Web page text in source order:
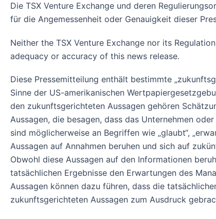
Die TSX Venture Exchange und deren
für die Angemessenheit oder Genauigkeit dieser
Neither the TSX Venture Exchange nor its
adequacy or accuracy of this news release.
Diese Pressemitteilung enthält bestimmte
Sinne der US-amerikanischen
den zukunftsgerichteten Aussagen gehören
Aussagen, die besagen, dass das Unternehmen
sind möglicherweise an Begriffen wie „glaubt“,
Aussagen auf Annahmen beruhen und sich auf
Obwohl diese Aussagen auf den Informationen
tatsächlichen Ergebnisse den Erwartungen des
Aussagen können dazu führen, dass die
zukunftsgerichteten Aussagen zum Ausdruck